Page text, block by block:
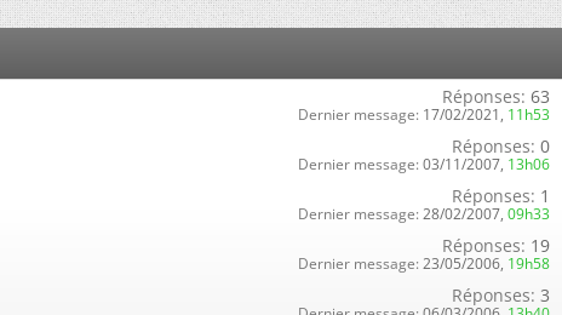
Réponses: 63
Dernier message: 17/02/2021, 11h53
Réponses: 0
Dernier message: 03/11/2007, 13h06
Réponses: 1
Dernier message: 28/02/2007, 09h33
Réponses: 19
Dernier message: 23/05/2006, 19h58
Réponses: 3